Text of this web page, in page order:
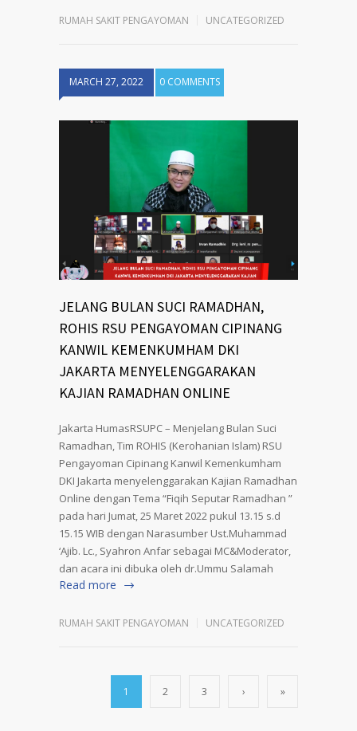
RUMAH SAKIT PENGAYOMAN UNCATEGORIZED
MARCH 27, 2022 0 COMMENTS
JELANG BULAN SUCI RAMADHAN,
ROHIS RSU PENGAYOMAN CIPINANG
KANWIL KEMENKUMHAM DKI
JAKARTA MENYELENGGARAKAN
KAJIAN RAMADHAN ONLINE
Jakarta HumasRSUPC – Menjelang Bulan Suci
Ramadhan, Tim ROHIS (Kerohanian Islam) RSU
Pengayoman Cipinang Kanwil Kemenkumham
DKI Jakarta menyelenggarakan Kajian Ramadhan
Online dengan Tema “Fiqih Seputar Ramadhan ”
pada hari Jumat, 25 Maret 2022 pukul 13.15 s.d
15.15 WIB dengan Narasumber Ust.Muhammad
‘Ajib. Lc., Syahron Anfar sebagai MC&Moderator,
dan acara ini dibuka oleh dr.Ummu Salamah
Read more
RUMAH SAKIT PENGAYOMAN UNCATEGORIZED
1 2 3 › »